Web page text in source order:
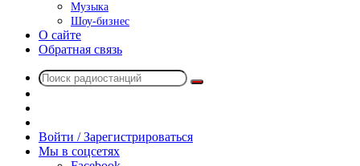
Музыка
Шоу-бизнес
О сайте
Обратная связь
Поиск
радио
Войти / Зарегистрироваться
Мы в соцсетях